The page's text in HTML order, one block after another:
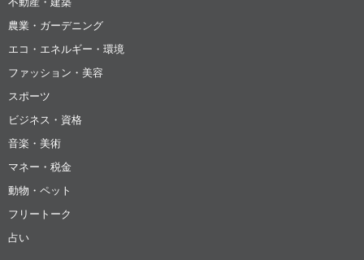
農業・ガーデニング
エコ・エネルギー・環境
ファッション・美容
スポーツ
ビジネス・資格
音楽・美術
マネー・税金
動物・ペット
フリートーク
占い